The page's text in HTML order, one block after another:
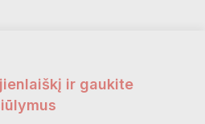
ir gaukite